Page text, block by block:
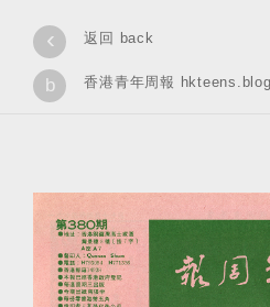
‹ 返回 back
b 香港青年周報